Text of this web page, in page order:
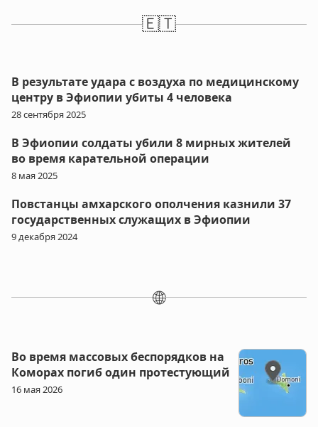
🇪🇹
В результате удара с воздуха по медицинскому
центру в Эфиопии убиты 4 человека
28 сентября 2025
В Эфиопии солдаты убили 8 мирных жителей
во время карательной операции
8 мая 2025
Повстанцы амхарского ополчения казнили 37
государственных служащих в Эфиопии
9 декабря 2024
🌐
Во время массовых беспорядков на
Коморах погиб один протестующий
16 мая 2026